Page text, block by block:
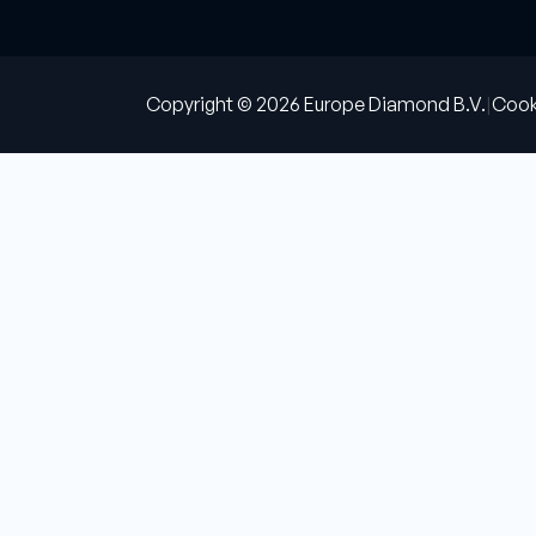
Copyright © 2026 Europe Diamond B.V.